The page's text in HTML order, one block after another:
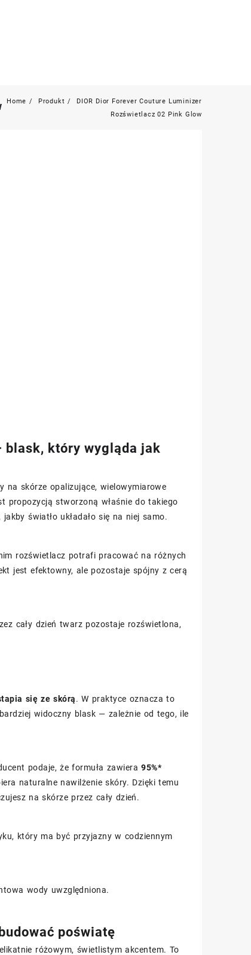
Home Produkt
DIOR Dior Forever Couture Luminizer
Rozświetlacz 02 Pink Glow
blask, który wygląda jak
na skórze opalizujące, wielowymiarowe
propozycją stworzoną właśnie do takiego
światło układało się na niej samo.
rozświetlacz potrafi pracować na różnych
jest efektowny, ale pozostaje spójny z cerą
cały dzień twarz pozostaje rozświetlona,
się ze skórą. W praktyce oznacza to
widoczny blask — zależnie od tego, ile
podaje, że formuła zawiera95%*
naturalne nawilżenie skóry. Dzięki temu
na skórze przez cały dzień.
który ma być przyjazny w codziennym
wody uwzględniona.
poświatę
różowym, świetlistym akcentem. To